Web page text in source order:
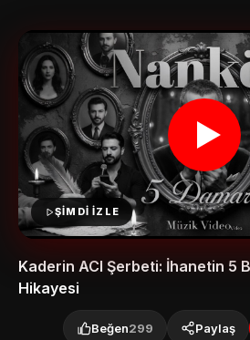
ŞİMDİ İZLE
Kaderin ACI Şerbeti: İhanetin 5
Hikayesi
Beğen299 Paylaş
E-POSTA *
TELEFON (WHATSAPP OLABILIR) *